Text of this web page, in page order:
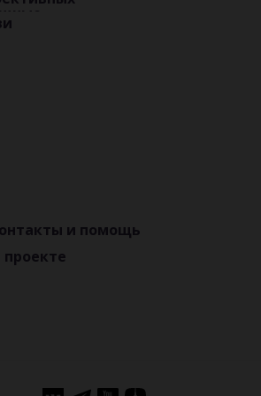
и помощь
проекте